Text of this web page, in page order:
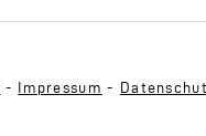
- Impressum -